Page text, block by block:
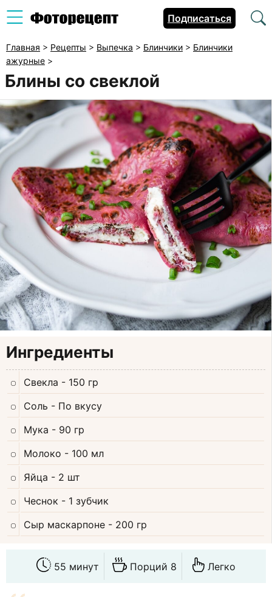
Подписаться
Главная > Рецепты > Выпечка > Блинчики > Блинчики
ажурные >
Блины со свеклой
Ингредиенты
Свекла - 150 гр
Соль - По вкусу
Мука - 90 гр
Молоко - 100 мл
Яйца - 2 шт
Чеснок - 1 зубчик
Сыр маскарпоне - 200 гр
55 минут Порций 8 Легко